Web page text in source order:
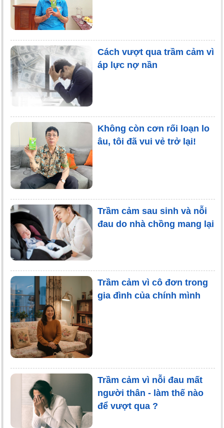
Cách vượt qua trầm cảm vì
áp lực nợ nần
Không còn cơn rối loạn lo
âu, tôi đã vui vẻ trở lại!
Trầm cảm sau sinh và nỗi
đau do nhà chồng mang lại
Trầm cảm vì cô đơn trong
gia đình của chính mình
Trầm cảm vì nỗi đau mất
người thân - làm thế nào
để vượt qua ?